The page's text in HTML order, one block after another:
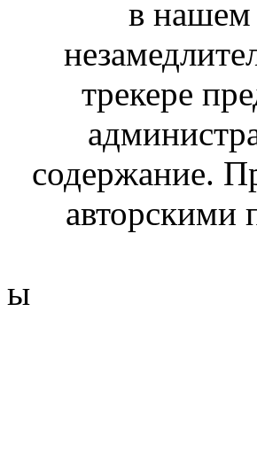
в нашем
трекере
содержание.
авторскими
ы